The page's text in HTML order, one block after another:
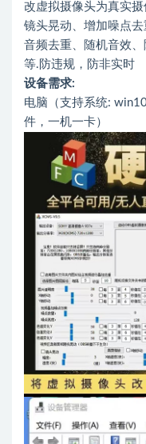
改虚拟摄像头为真实摄
镜头晃动、增加噪点
音频去重、随机音效
等.防违规，防非实时
设备需求:
电脑（支持系统:
件，一机一卡）